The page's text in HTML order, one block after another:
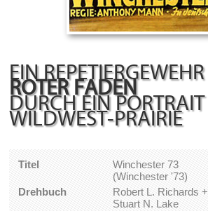
EIN
ROTER FADEN
DURCH EIN
WILDWEST-PRAIRIE
Titel
Winchester 73
(Winchester '73)
Drehbuch
Robert L. Richards
Stuart N. Lake